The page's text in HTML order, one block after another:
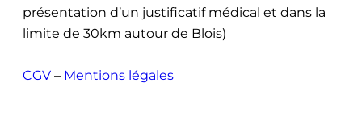
présentation d’un justificatif médical et dans la
limite de 30km autour de Blois)
CGV – Mentions légales